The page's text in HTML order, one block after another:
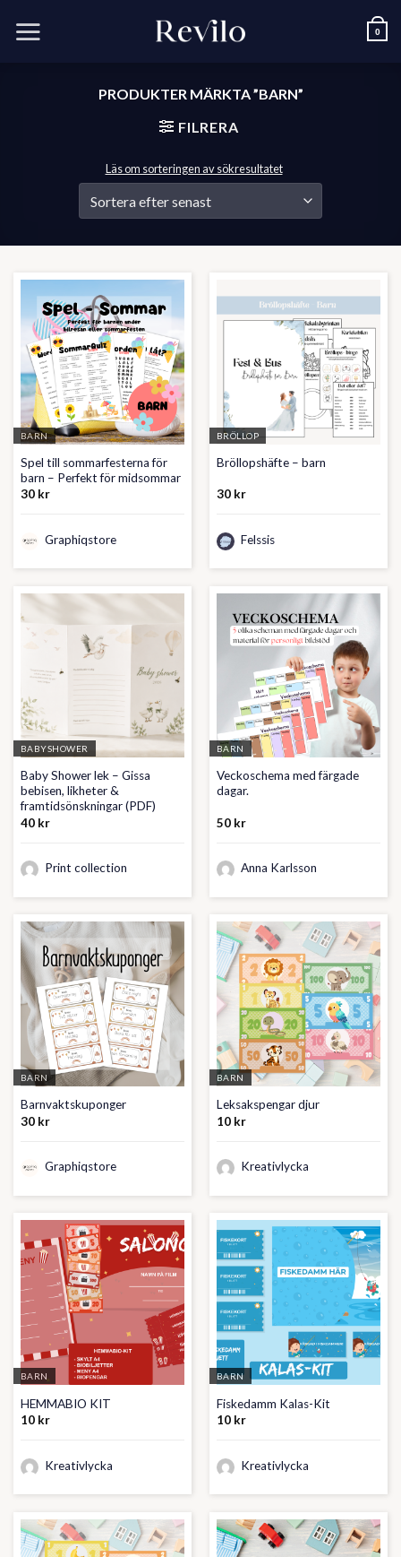
0
PRODUKTER MÄRKTA ”BARN”
FILRERA
Läs om sorteringen av sökresultatet
BARN
Spel till sommarfesterna för
barn – Perfekt för midsommar
30 kr
Graphiqstore
BRÖLLOP
Bröllopshäfte – barn
30 kr
Felssis
BABYSHOWER
Baby Shower lek – Gissa
bebisen, likheter &
framtidsönskningar (PDF)
40 kr
Print collection
BARN
Veckoschema med färgade
dagar.
50 kr
Anna Karlsson
BARN
Barnvaktskuponger
30 kr
Graphiqstore
BARN
Leksakspengar djur
10 kr
Kreativlycka
BARN
HEMMABIO KIT
10 kr
Kreativlycka
BARN
Fiskedamm Kalas-Kit
10 kr
Kreativlycka